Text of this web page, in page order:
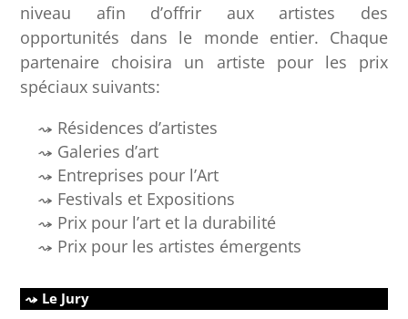
niveau afin d’offrir aux artistes des
opportunités dans le monde entier. Chaque
partenaire choisira un artiste pour les prix
spéciaux suivants:
Résidences d’artistes
Galeries d’art
Entreprises pour l’Art
Festivals et Expositions
Prix pour l’art et la durabilité
Prix pour les artistes émergents
Le Jury